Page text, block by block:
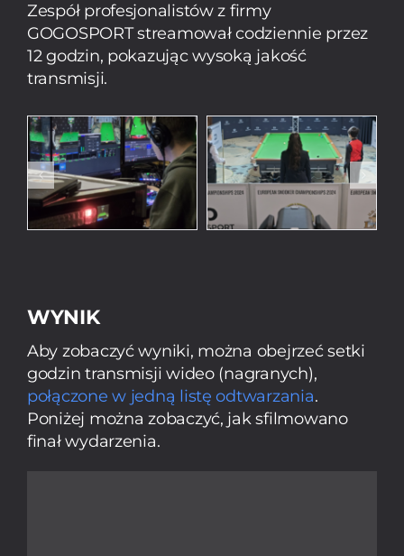
Zespół profesjonalistów z firmy
GOGOSPORT streamował codziennie przez
12 godzin, pokazując wysoką jakość
transmisji.
WYNIK
Aby zobaczyć wyniki, można obejrzeć setki
godzin transmisji wideo (nagranych),
połączone w jedną listę odtwarzania.
Poniżej można zobaczyć, jak sfilmowano
finał wydarzenia.
Sport
Piramida
Snooker
Portfolio
Kontakt
PL
EN